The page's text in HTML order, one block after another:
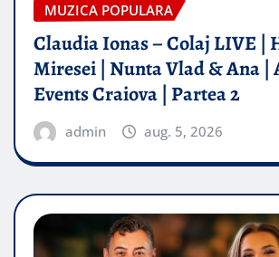
MUZICA POPULARA
Claudia Ionas – Colaj LIVE |
Miresei | Nunta Vlad & Ana |
Events Craiova | Partea 2
admin aug. 5, 2026